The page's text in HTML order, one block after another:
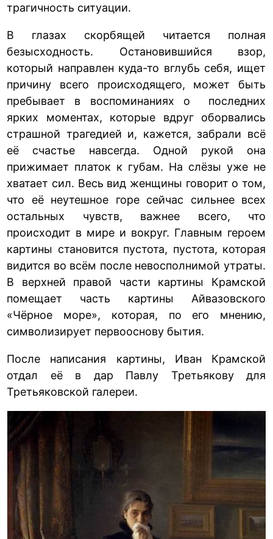
трагичность ситуации.
В глазах скорбящей читается полная
безысходность. Остановившийся взор,
который направлен куда-то вглубь себя, ищет
причину всего происходящего, может быть
пребывает в воспоминаниях о последних
ярких моментах, которые вдруг оборвались
страшной трагедией и, кажется, забрали всё
её счастье навсегда. Одной рукой она
прижимает платок к губам. На слёзы уже не
хватает сил. Весь вид женщины говорит о том,
что её неутешное горе сейчас сильнее всех
остальных чувств, важнее всего, что
происходит в мире и вокруг. Главным героем
картины становится пустота, пустота, которая
видится во всём после невосполнимой утраты.
В верхней правой части картины Крамской
помещает часть картины Айвазовского
«Чёрное море», которая, по его мнению,
символизирует первооснову бытия.
После написания картины, Иван Крамской
отдал её в дар Павлу Третьякову для
Третьяковской галереи.